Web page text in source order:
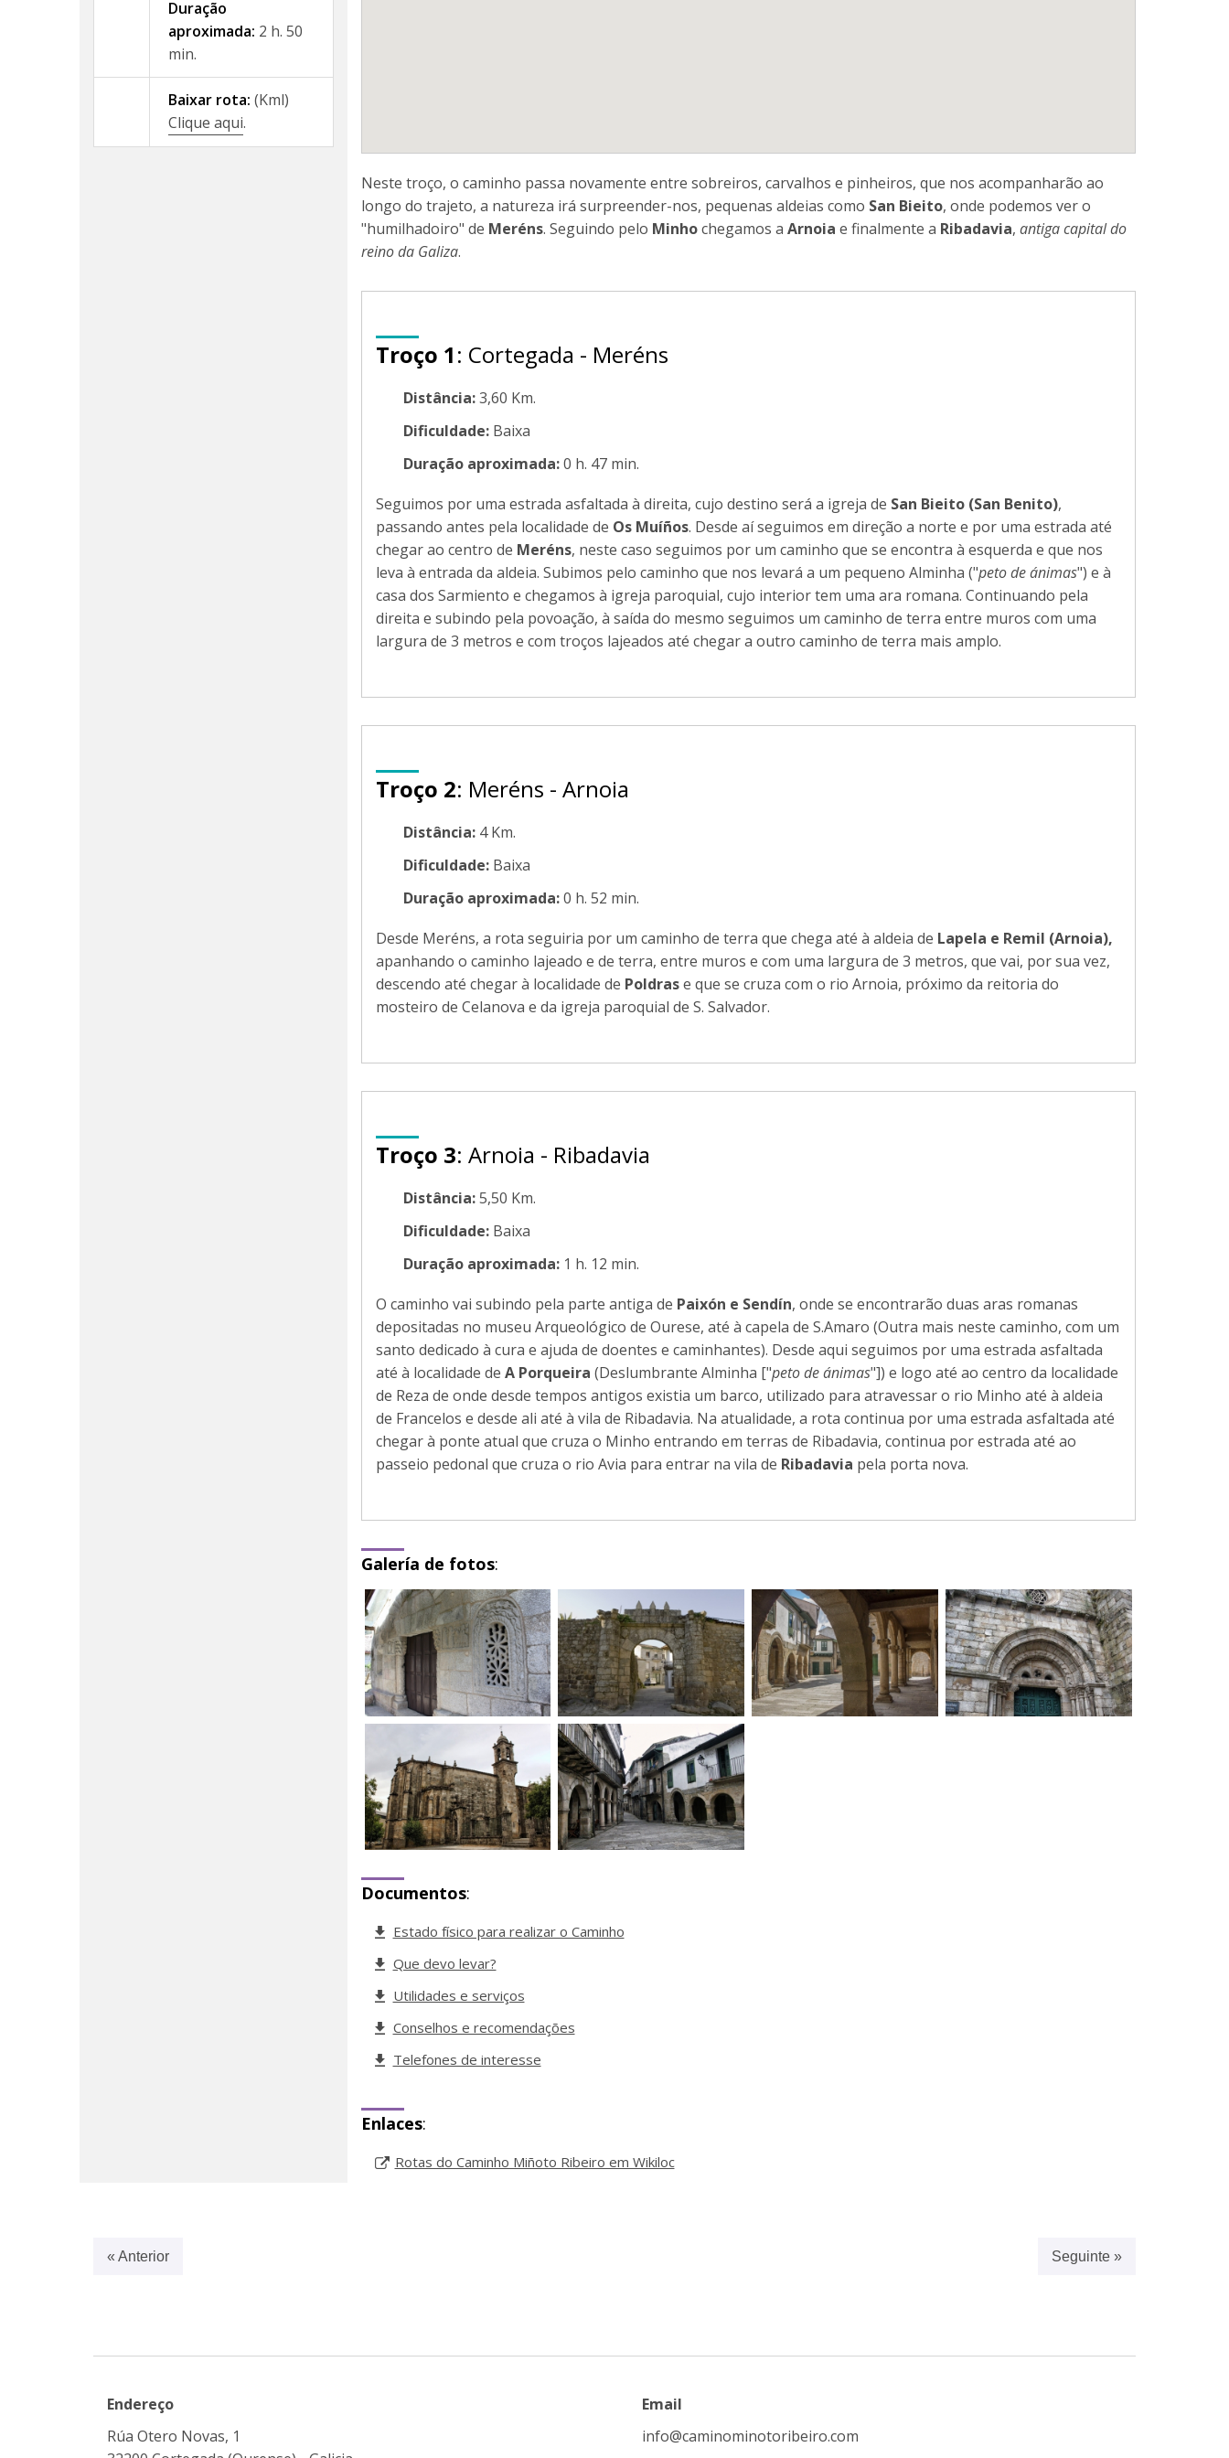
Duração
aproximada: 2 h. 50
min.
Baixar rota: (Kml)
Clique aqui.
Neste troço, o caminho passa novamente entre sobreiros, carvalhos e pinheiros, que nos acompanharão ao
longo do trajeto, a natureza irá surpreender-nos, pequenas aldeias como San Bieito, onde podemos ver o
"humilhadoiro" de Meréns. Seguindo pelo Minhochegamos a Arnoia e finalmente a Ribadavia, antiga capital do
reino da Galiza.
Troço 1: Cortegada - Meréns
Distância:3,60 Km.
Dificuldade:Baixa
Duração aproximada:0 h. 47 min.
Seguimos por uma estrada asfaltada à direita, cujo destino será a igreja de San Bieito (San Benito),
passando antes pela localidade de Os Muíños. Desde aí seguimos em direção a norte e por uma estrada até
chegar ao centro de Meréns, neste caso seguimos por um caminho que se encontra à esquerda e que nos
leva à entrada da aldeia. Subimos pelo caminho que nos levará a um pequeno Alminha ("peto de ánimas") e à
casa dos Sarmiento e chegamos à igreja paroquial, cujo interior tem uma ara romana. Continuando pela
direita e subindo pela povoação, à saída do mesmo seguimos um caminho de terra entre muros com uma
largura de 3 metros e com troços lajeados até chegar a outro caminho de terra mais amplo.
Troço 2: Meréns - Arnoia
Distância:4 Km.
Dificuldade:Baixa
Duração aproximada:0 h. 52 min.
Desde Meréns, a rota seguiria por um caminho de terra que chega até à aldeia de Lapela e Remil (Arnoia),
apanhando o caminho lajeado e de terra, entre muros e com uma largura de 3 metros, que vai, por sua vez,
descendo até chegar à localidade de Poldrase que se cruza com o rio Arnoia, próximo da reitoria do
mosteiro de Celanova e da igreja paroquial de S. Salvador.
Troço 3: Arnoia - Ribadavia
Distância:5,50 Km.
Dificuldade:Baixa
Duração aproximada:1 h. 12 min.
O caminho vai subindo pela parte antiga de Paixón e Sendín, onde se encontrarão duas aras romanas
depositadas no museu Arqueológico de Ourese, até à capela de S.Amaro (Outra mais neste caminho, com um
santo dedicado à cura e ajuda de doentes e caminhantes). Desde aqui seguimos por uma estrada asfaltada
até à localidade de A Porqueira (Deslumbrante Alminha ["peto de ánimas"]) e logo até ao centro da localidade
de Reza de onde desde tempos antigos existia um barco, utilizado para atravessar o rio Minho até à aldeia
de Francelos e desde ali até à vila de Ribadavia. Na atualidade, a rota continua por uma estrada asfaltada até
chegar à ponte atual que cruza o Minho entrando em terras de Ribadavia, continua por estrada até ao
passeio pedonal que cruza o rio Avia para entrar na vila de Ribadavia pela porta nova.
Galería de fotos:
Documentos:
Estado físico para realizar o Caminho
Que devo levar?
Utilidades e serviços
Conselhos e recomendações
Telefones de interesse
Enlaces:
Rotas do Caminho Miñoto Ribeiro em Wikiloc
Seguinte »
« Anterior
Endereço
Rúa Otero Novas, 1
Email
info@caminominotoribeiro.com